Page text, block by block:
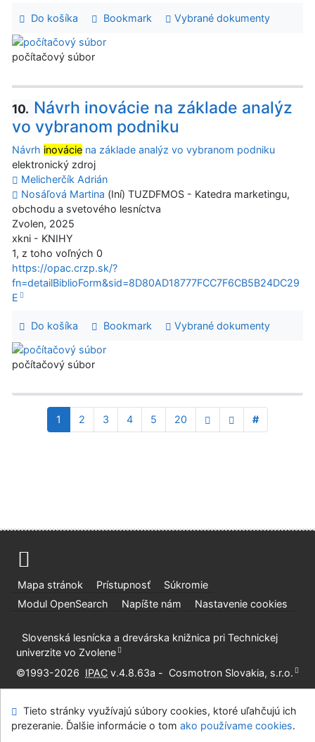
Do košíka Bookmark Vybrané dokumenty
počítačový súbor
10. Návrh inovácie na základe analýz
vo vybranom podniku
Návrh inovácie na základe analýz vo vybranom podniku
elektronický zdroj
Melicherčík Adrián
Nosáľová Martina (Iní) TUZDFMOS - Katedra marketingu,
obchodu a svetového lesníctva
Zvolen, 2025
xkni - KNIHY
1, z toho voľných 0
https://opac.crzp.sk/?
fn=detailBiblioForm&sid=8D80AD18777FCC7F6CB5B24DC29
E
Do košíka Bookmark Vybrané dokumenty
počítačový súbor
1 2 3 4 5 20 #
Mapa stránok Prístupnosť
Súkromie
Modul OpenSearch
Napíšte nám Nastavenie cookies
Slovenská lesnícka a drevárska knižnica pri Technickej
univerzite vo Zvolene
©1993-2026 IPAC v.4.8.63a - Cosmotron Slovakia, s.r.o.
Tieto stránky využívajú súbory cookies, ktoré uľahčujú ich
prezeranie. Ďalšie informácie o tom ako používame cookies.